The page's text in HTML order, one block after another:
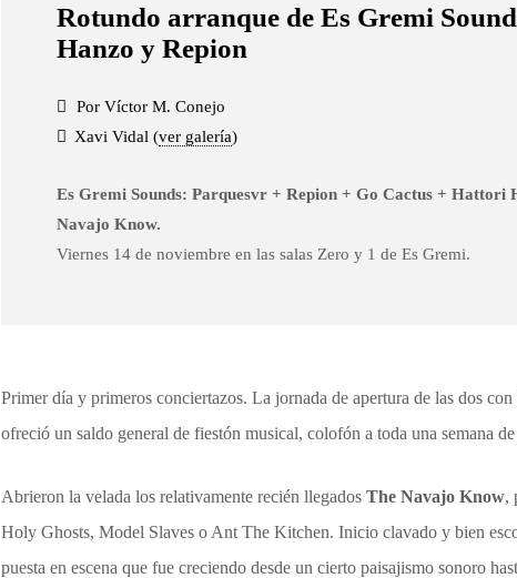
Rotundo arranque de Es Gremi
Hanzo y Repion
Por Víctor M. Conejo
Xavi Vidal (ver galería)
Es Gremi Sounds: Parquesvr + Repion + Go Cactus +
Navajo Know.
Viernes 14 de noviembre en las salas Zero y 1 de Es Gremi.
Primer día y primeros conciertazos. La jornada de apertura de las dos
ofreció un saldo general de fiestón musical, colofón a toda una semana
Abrieron la velada los relativamente recién llegadosThe Navajo Know,
Holy Ghosts, Model Slaves o Ant The Kitchen. Inicio clavado y bien
puesta en escena que fue creciendo desde un cierto paisajismo sonoro